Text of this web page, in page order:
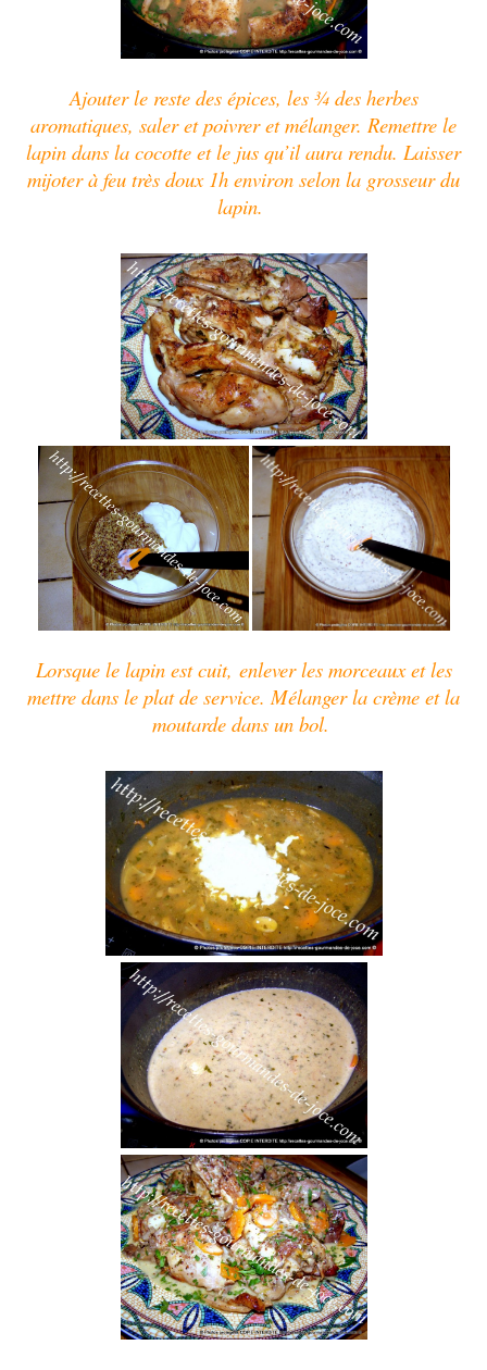
Ajouter le reste des épices, les ¾ des herbes
aromatiques, saler et poivrer et mélanger. Remettre le
lapin dans la cocotte et le jus qu’il aura rendu. Laisser
mijoter à feu très doux 1h environ selon la grosseur du
lapin.
Lorsque le lapin est cuit, enlever les morceaux et les
mettre dans le plat de service. Mélanger la crème et la
moutarde dans un bol.